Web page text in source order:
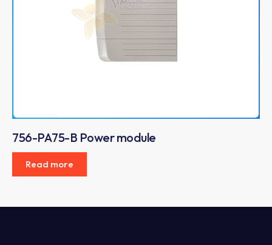
756-PA75-B Power module
Read more